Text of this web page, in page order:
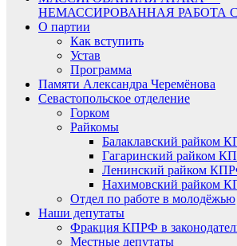
НЕМАССИРОВАННАЯ РАБОТА
О партии
Как вступить
Устав
Программа
Памяти Александра Черемёнова
Севастопольское отделение
Горком
Райкомы
Балаклавский райком
Гагаринский райком
Ленинский райком
Нахимовский райком
Отдел по работе в молодёжью
Наши депутаты
Фракция КПРФ в
Местные депутаты